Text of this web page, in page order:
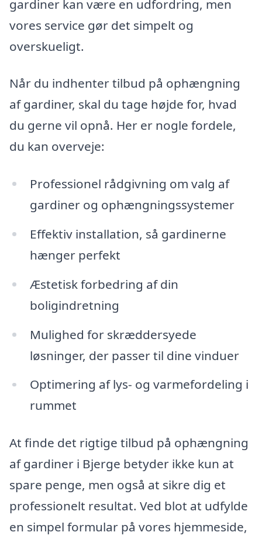
gardiner kan være en udfordring, men
vores service gør det simpelt og
overskueligt.
Når du indhenter tilbud på ophængning
af gardiner, skal du tage højde for, hvad
du gerne vil opnå. Her er nogle fordele,
du kan overveje:
Professionel rådgivning om valg af
gardiner og ophængningssystemer
Effektiv installation, så gardinerne
hænger perfekt
Æstetisk forbedring af din
boligindretning
Mulighed for skræddersyede
løsninger, der passer til dine vinduer
Optimering af lys- og varmefordeling i
rummet
At finde det rigtige tilbud på ophængning
af gardiner i Bjerge betyder ikke kun at
spare penge, men også at sikre dig et
professionelt resultat. Ved blot at udfylde
en simpel formular på vores hjemmeside,